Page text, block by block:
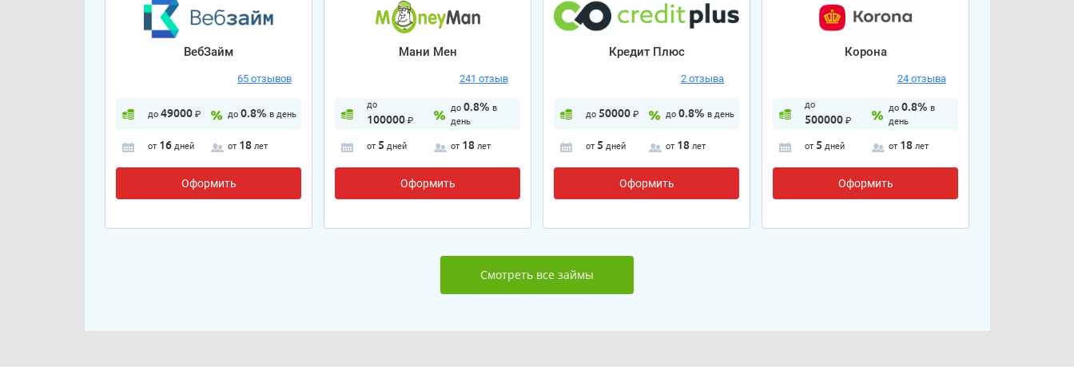
ВебЗайм
65 отзывов
до 49000₽ до 0.8% в день
от 16 дней от 18 лет
Оформить
Мани Мен
241 отзыв
до
100000₽
до 0.8% в
день
от 5 дней от 18 лет
Оформить
Кредит Плюс
2 отзыва
до 50000₽ до 0.8% в день
от 5 дней от 18 лет
Оформить
Корона
24 отзыва
до
500000₽
до 0.8% в
день
от 5 дней от 18 лет
Оформить
Смотреть все займы